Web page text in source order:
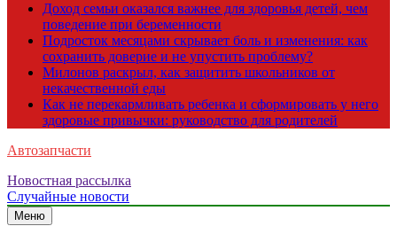
Доход семьи оказался важнее для здоровья детей, чем
поведение при беременности
Подросток месяцами скрывает боль и изменения: как
сохранить доверие и не упустить проблему?
Милонов раскрыл, как защитить школьников от
некачественной еды
Как не перекармливать ребенка и сформировать у него
здоровые привычки: руководство для родителей
Автозапчасти
Новостная рассылка
Случайные новости
Меню